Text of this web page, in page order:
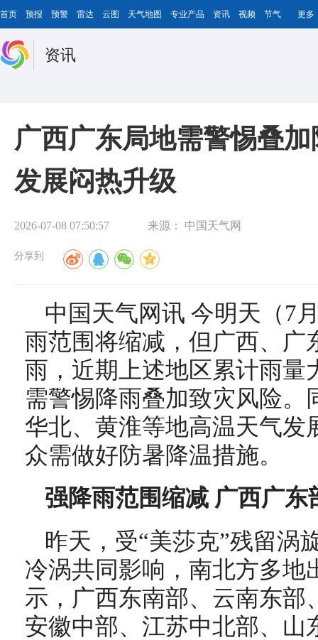
首页 预报 预警 雷达 云图 天气地图 专业产品 资讯 视频 节气 更多
资讯
广西广东局地需警惕叠
发展闷热升级
2026-07-08 07:50:57 来源： 中国天气网
分享到
中国天气网讯 今明天（7
雨范围将缩减，但广西、广
雨，近期上述地区累计雨量
需警惕降雨叠加致灾风险。
华北、黄淮等地高温天气发
众需做好防暑降温措施。
强降雨范围缩减 广西广
昨天，受“美莎克”残留涡
冷涡共同影响，南北方多地
示，广西东南部、云南东部
安徽中部、江苏中北部、山